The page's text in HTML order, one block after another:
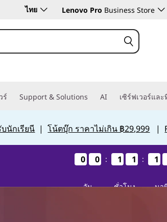
ไทย Lenovo Pro Business Store
ร์ Support & Solutions AI เซิร์ฟเวอร์แล
นักเรียนี |โน้ตบุ๊ก ราคาไม่เกิน ฿29,999 |
0
0
0
0 0
0
0
0
วัน
: 1
1
1
1 1
1
1
1
ชั่วโมง
: 1
1
1
1
นา